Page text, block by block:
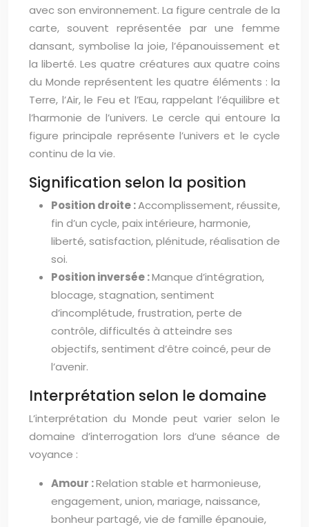
avec son environnement. La figure centrale de la
carte, souvent représentée par une femme
dansant, symbolise la joie, l’épanouissement et
la liberté. Les quatre créatures aux quatre coins
du Monde représentent les quatre éléments : la
Terre, l’Air, le Feu et l’Eau, rappelant l’équilibre et
l’harmonie de l’univers. Le cercle qui entoure la
figure principale représente l’univers et le cycle
continu de la vie.
Signification selon la position
Position droite :Accomplissement, réussite,
fin d’un cycle, paix intérieure, harmonie,
liberté, satisfaction, plénitude, réalisation de
soi.
Position inversée :Manque d’intégration,
blocage, stagnation, sentiment
d’incomplétude, frustration, perte de
contrôle, difficultés à atteindre ses
objectifs, sentiment d’être coincé, peur de
l’avenir.
Interprétation selon le domaine
L’interprétation du Monde peut varier selon le
domaine d’interrogation lors d’une séance de
voyance :
Amour :Relation stable et harmonieuse,
engagement, union, mariage, naissance,
bonheur partagé, vie de famille épanouie,